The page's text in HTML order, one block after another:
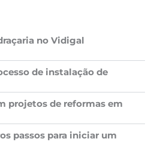
no Vidigal
de instalação de
projetos de reformas em
passos para iniciar um